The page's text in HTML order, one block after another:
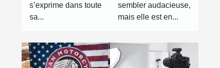
s’exprime dans toute
sa...
sembler audacieuse,
mais elle est en...